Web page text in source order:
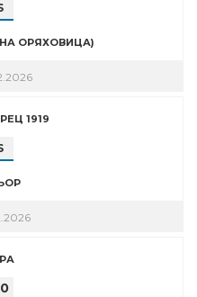
ОРЯХОВИЦА)
1919
0